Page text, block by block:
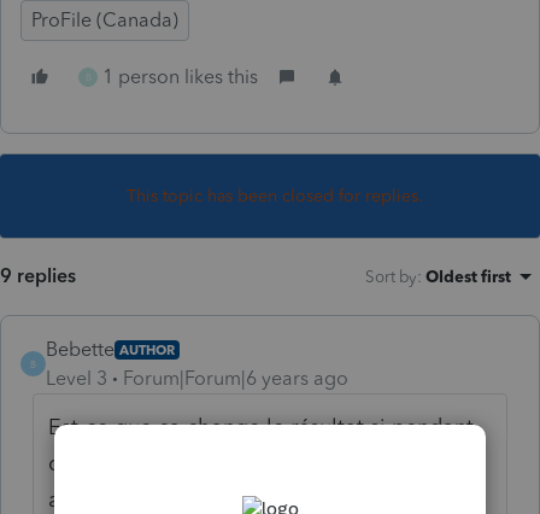
ProFile (Canada)
1 person likes this
This topic has been closed for replies.
9 replies Sort by: Oldest first
B
Bebette AUTHOR
Level 3 Forum|Forum|6 years ago
Est-ce que ça change le résultat si pendant
qu'il louait la maison, mon client était en
appartement dans une autre ville ? Il n'a pas